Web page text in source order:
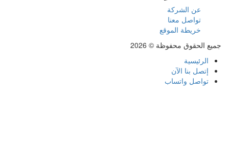
عن الشركة
تواصل معنا
خريطة الموقع
جميع الحقوق محفوظة © 2026
الرئيسية
إتصل بنا الآن
تواصل واتساب